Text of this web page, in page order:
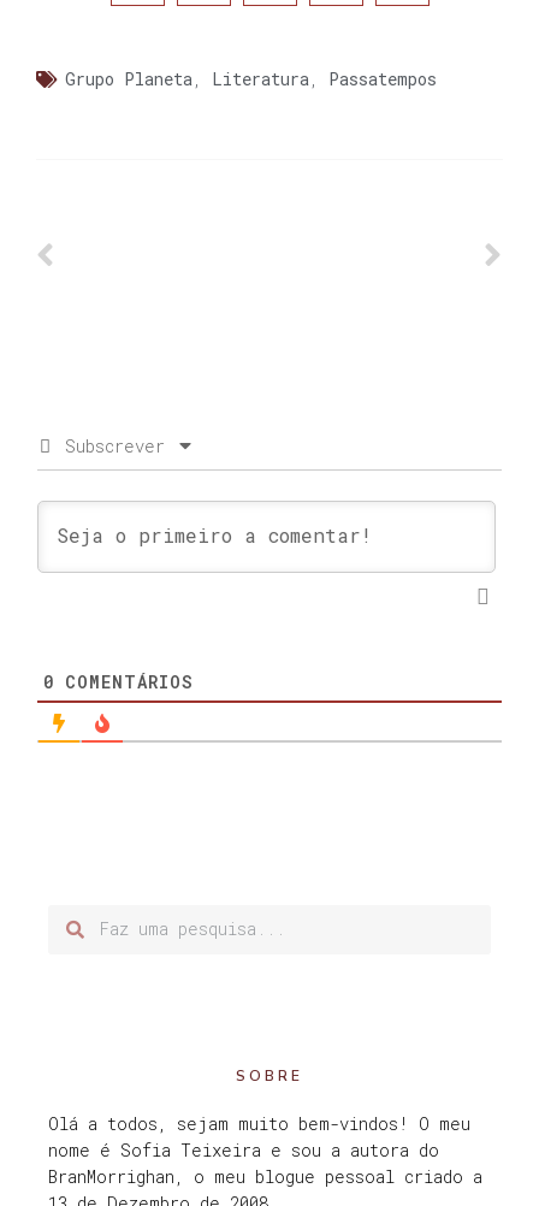
Grupo Planeta Literatura Passatempos
Subscrever
0 COMENTÁRIOS
SOBRE
Olá a todos, sejam muito bem-vindos! O meu
nome é Sofia Teixeira e sou a autora do
BranMorrighan, o meu blogue pessoal criado a